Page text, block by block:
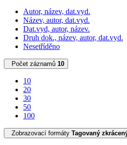
Autor, název, dat.vyd.
Název, autor, dat.vyd.
Dat.vyd, autor, název.
Druh dok., název, autor, dat.vyd.
Nesetříděno
Počet záznamů 10
10
20
30
50
100
Zobrazovací formáty Tagovaný